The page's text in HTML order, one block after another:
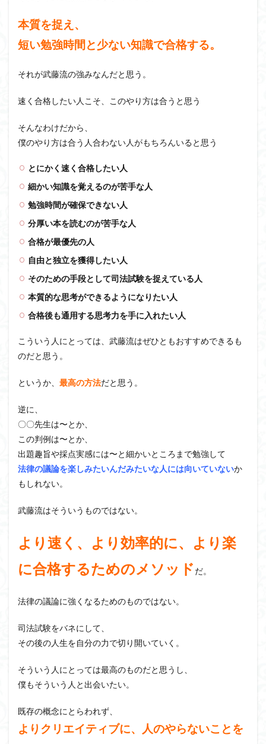
本質を捉え、
短い勉強時間と少ない知識で合格する。
それが武藤流の強みなんだと思う。
速く合格したい人こそ、このやり方は合うと思う
そんなわけだから、
僕のやり方は合う人合わない人がもちろんいると思う
とにかく速く合格したい人
細かい知識を覚えるのが苦手な人
勉強時間が確保できない人
分厚い本を読むのが苦手な人
合格が最優先の人
自由と独立を獲得したい人
そのための手段として司法試験を捉えている人
本質的な思考ができるようになりたい人
合格後も通用する思考力を手に入れたい人
こういう人にとっては、武藤流はぜひともおすすめできるも
のだと思う。
というか、 最高の方法だと思う。
逆に、
〇〇先生は〜とか、
この判例は〜とか、
出題趣旨や採点実感には〜と細かいところまで勉強して
法律の議論を楽しみたいんだみたいな人には向いていないか
もしれない。
武藤流はそういうものではない。
より速く、より効率的に、より楽
に合格するためのメソッド だ。
法律の議論に強くなるためのものではない。
司法試験をバネにして、
その後の人生を自分の力で切り開いていく。
そういう人にとっては最高のものだと思うし、
僕もそういう人と出会いたい。
既存の概念にとらわれず、
よりクリエイティブに、人のやらないことを